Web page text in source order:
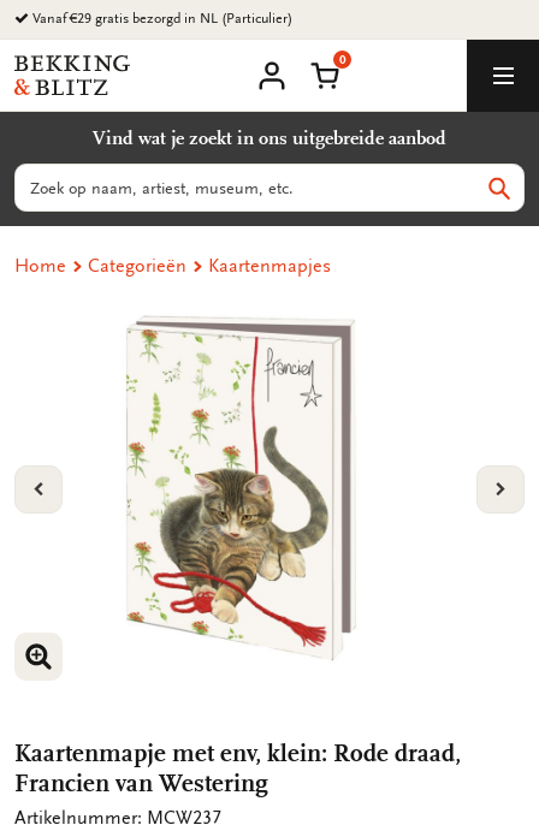
Ga
naar
content
Vanaf €29 gratis bezorgd in NL (Particulier)
Bekking
&
B.V.
account
Winkelmand
0
Vind wat je zoekt in ons uitgebreide aanbod
Zoeken
Home Categorieën Kaartenmapjes
VORIGE
VERGROOT AFBEELDING
VERGROOT AFBEELDING
Kaartenmapje met env, klein: Rode draad,
Francien van Westering
Artikelnummer: MCW237